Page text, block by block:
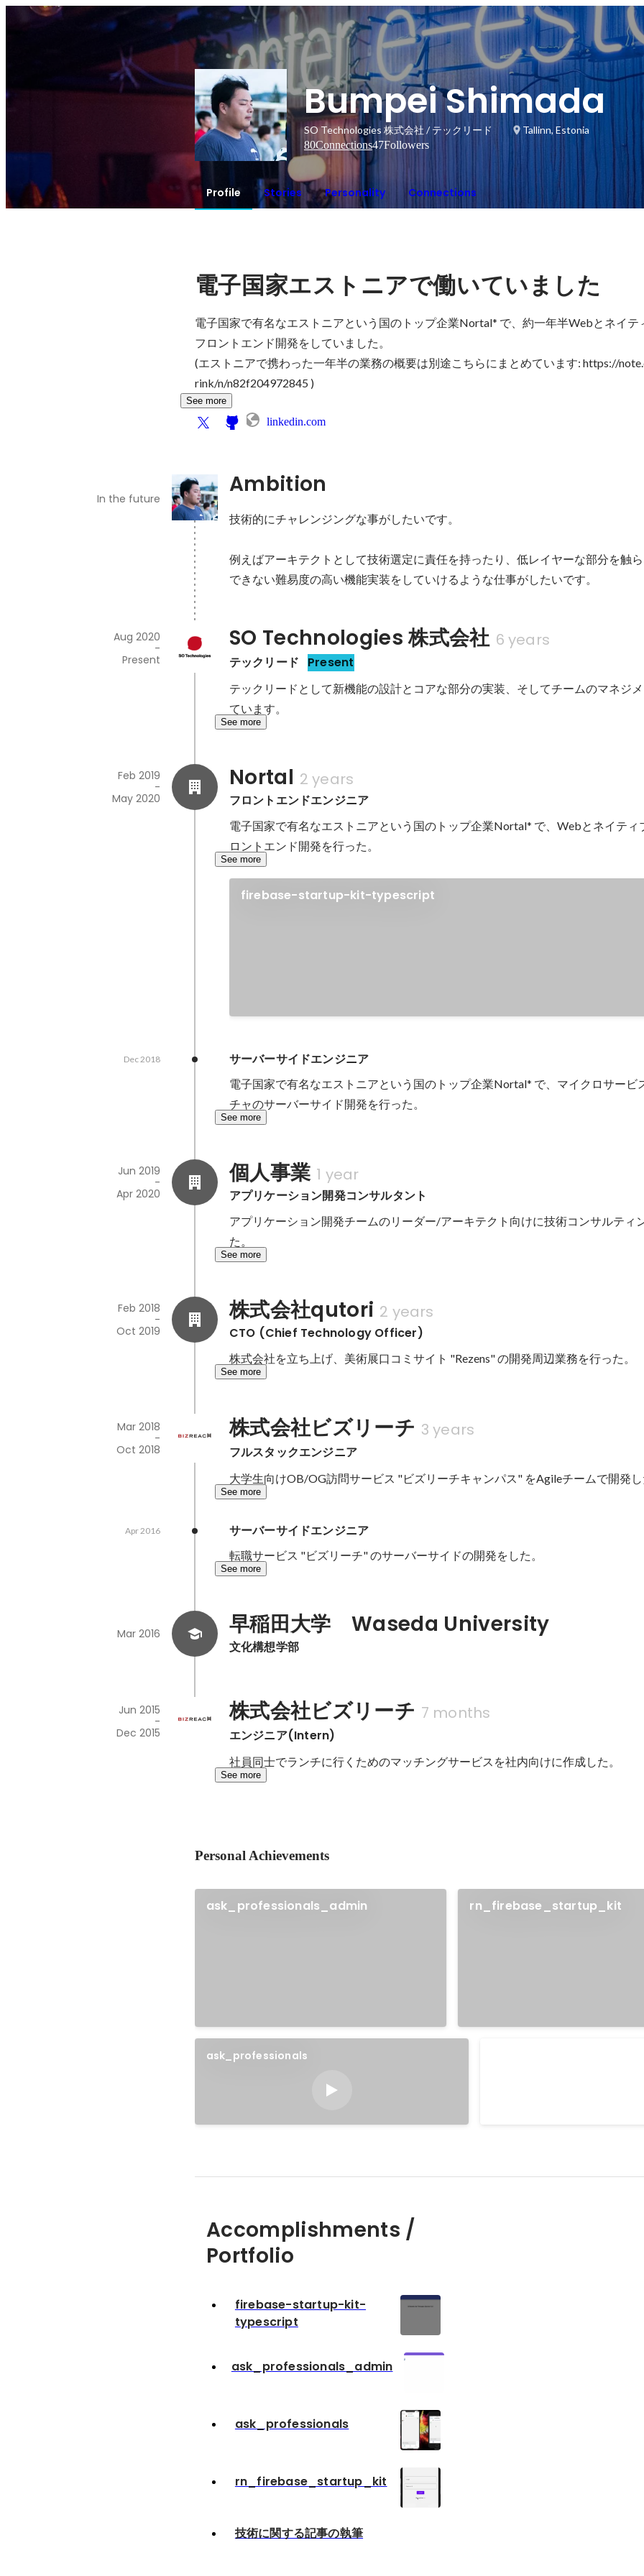
Bumpei Shimada
SO Technologies 株式会社 / テックリード
Tallinn, Estonia
80Connections47Followers
Profile Stories Personality Connections
電子国家エストニアで働いていました
電子国家で有名なエストニアという国のトップ企業Nortal* で、約一年半Webとネイテ
フロントエンド開発をしていました。
(エストニアで携わった一年半の業務の概要は別途こちらにまとめています: https://
rink/n/n82f204972845 )
See more
linkedin.com
Ambition
In the future
技術的にチャレンジングな事がしたいです。
例えばアーキテクトとして技術選定に責任を持ったり、低レイヤーな部分を触
できない難易度の高い機能実装をしていけるような仕事がしたいです。
SO Technologies 株式会社 6 years
テックリード Present
Aug 2020
-
Present
テックリードとして新機能の設計とコアな部分の実装、そしてチームのマネジ
ています。
See more
Nortal 2 years
フロントエンドエンジニア
Feb 2019
-
May 2020
電子国家で有名なエストニアという国のトップ企業Nortal* で、Webとネイティ
ロントエンド開発を行った。
See more
firebase-startup-kit-typescript
サーバーサイドエンジニア
Dec 2018
電子国家で有名なエストニアという国のトップ企業Nortal* で、マイクロサービ
チャのサーバーサイド開発を行った。
See more
個人事業 1 year
アプリケーション開発コンサルタント
Jun 2019
-
Apr 2020
アプリケーション開発チームのリーダー/アーキテクト向けに技術コンサルティ
た。
See more
株式会社qutori 2 years
CTO (Chief Technology Officer)
Feb 2018
-
Oct 2019
株式会社を立ち上げ、美術展口コミサイト "Rezens" の開発周辺業務を行った。
See more
株式会社ビズリーチ 3 years
フルスタックエンジニア
Mar 2018
-
Oct 2018
大学生向けOB/OG訪問サービス "ビズリーチキャンパス" をAgileチームで開発
See more
サーバーサイドエンジニア
Apr 2016
転職サービス "ビズリーチ" のサーバーサイドの開発をした。
See more
早稲田大学　Waseda University
文化構想学部
Mar 2016
株式会社ビズリーチ 7 months
エンジニア(Intern)
Jun 2015
-
Dec 2015
社員同士でランチに行くためのマッチングサービスを社内向けに作成した。
See more
Personal Achievements
ask_professionals_admin rn_firebase_startup_kit
ask_professionals
Accomplishments /
Portfolio
firebase-startup-kit-
typescript
ask_professionals_admin
ask_professionals
rn_firebase_startup_kit
技術に関する記事の執筆